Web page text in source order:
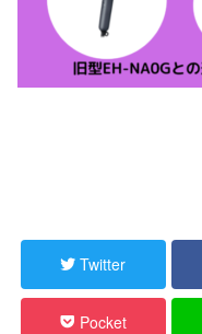
Twitter
Pocket